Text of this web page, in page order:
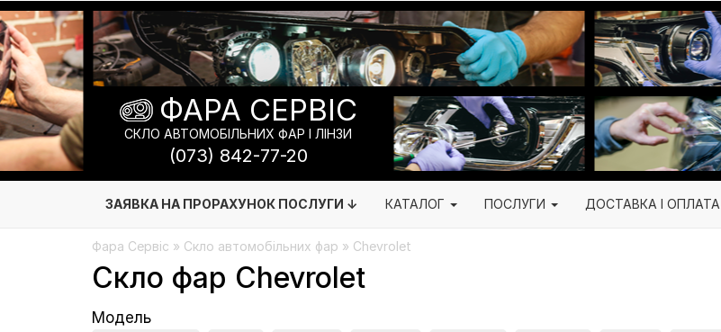
Фара Сервіс » Скло автомобільних фар » Chevrolet
Скло фар Chevrolet
Модель
ФАРА СЕРВІС
СКЛО АВТОМОБІЛЬНИХ ФАР І ЛІНЗИ
(073) 842-77-20
ЗАЯВКА НА ПРОРАХУНОК ПОСЛУГИ ↓ КАТАЛОГ ПОСЛУГИ ДОСТАВКА І ОПЛАТА